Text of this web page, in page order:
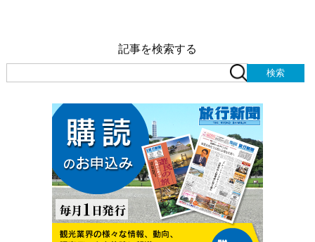
記事を検索する